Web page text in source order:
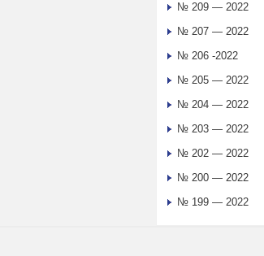
№ 209 — 2022
№ 207 — 2022
№ 206 -2022
№ 205 — 2022
№ 204 — 2022
№ 203 — 2022
№ 202 — 2022
№ 200 — 2022
№ 199 — 2022